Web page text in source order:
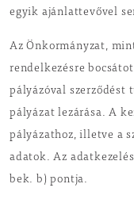
egyik ajánlattevővel
Az Önkormányzat,
rendelkezésre
pályázóval szerződést
pályázat lezárása. A
pályázathoz, illetve a
adatok. Az
bek. b) pontja.